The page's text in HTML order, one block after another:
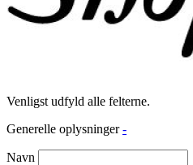
Venligst udfyld alle felterne.
Generelle oplysninger -
Navn